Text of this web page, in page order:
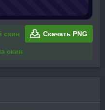
скин Скачать PNG
скин